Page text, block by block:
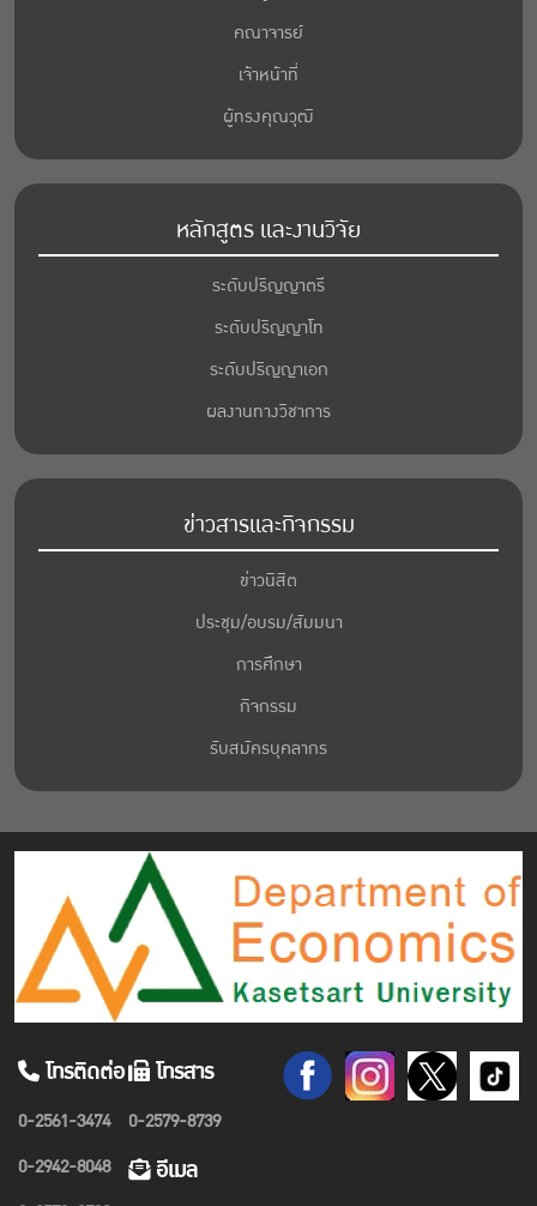
คณาจารย์
เจ้าหน้าที่
ผู้ทรงคุณวุฒิ
หลักสูตร และงานวิจัย
ระดับปริญญาตรี
ระดับปริญญาโท
ระดับปริญญาเอก
ผลงานทางวิชาการ
ข่าวสารและกิจกรรม
ข่าวนิสิต
ประชุม/อบรม/สัมมนา
การศึกษา
กิจกรรม
รับสมัครบุคลากร
โทรติดต่อ
0-2561-3474
0-2942-8048
โทรสาร
0-2579-8739
อีเมล